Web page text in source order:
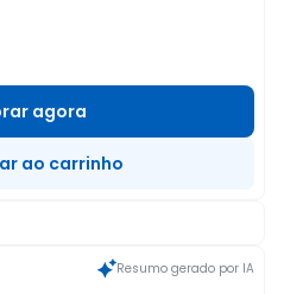
agora
ao carrinho
Resumo gerado por IA